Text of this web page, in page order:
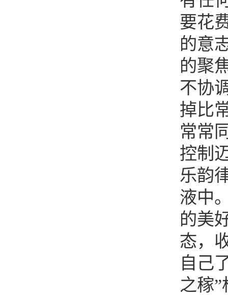
要花
的意
的聚
不协
掉比
常常
控制
乐韵
液中
的美
态，
自己
之稼